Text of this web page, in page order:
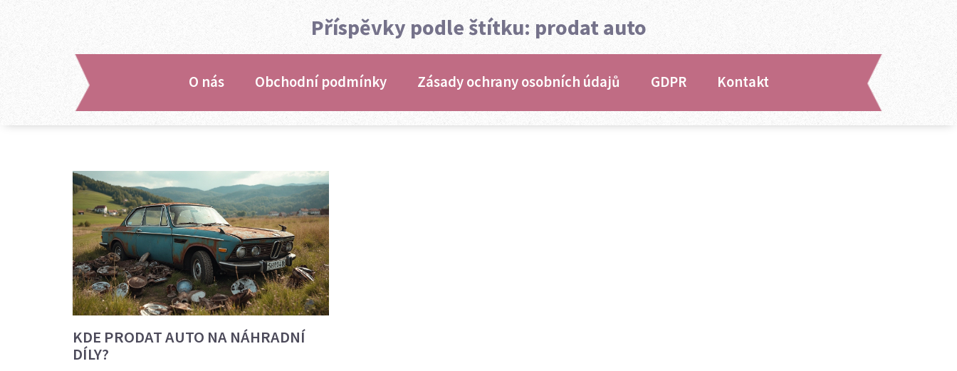
Příspěvky podle štítku: prodat auto
O nás Obchodní podmínky Zásady ochrany osobních údajů GDPR Kontakt
KDE PRODAT AUTO NA NÁHRADNÍ
DÍLY?